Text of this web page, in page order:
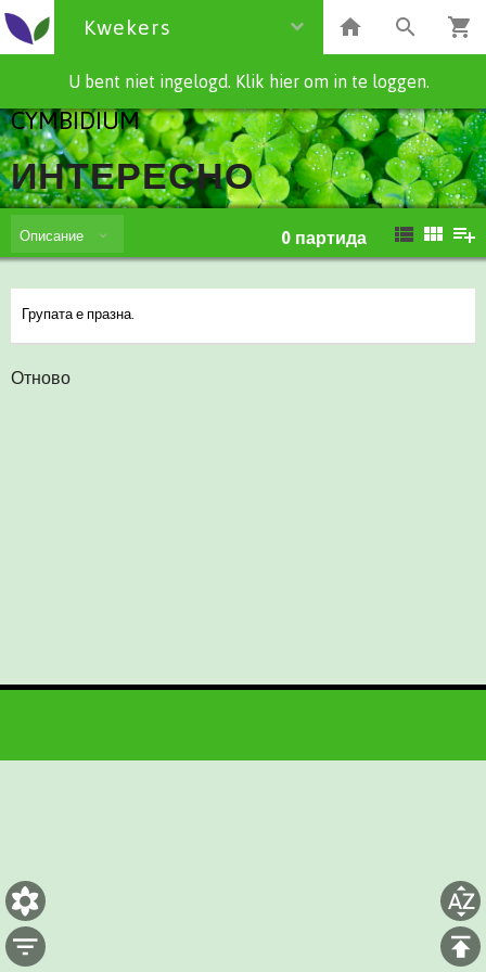
Kwekers
U bent niet ingelogd. Klik hier om in te loggen.
CYMBIDIUM
ИНТЕРЕСНО
Описание 0 партида
Групата е празна.
Отново